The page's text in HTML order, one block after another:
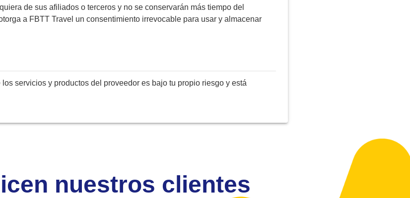
de sus afiliados o terceros y no se conservarán más tiempo del
a FBTT Travel un consentimiento irrevocable para usar y almacenar
servicios y productos del proveedor es bajo tu propio riesgo y está
nuestros clientes